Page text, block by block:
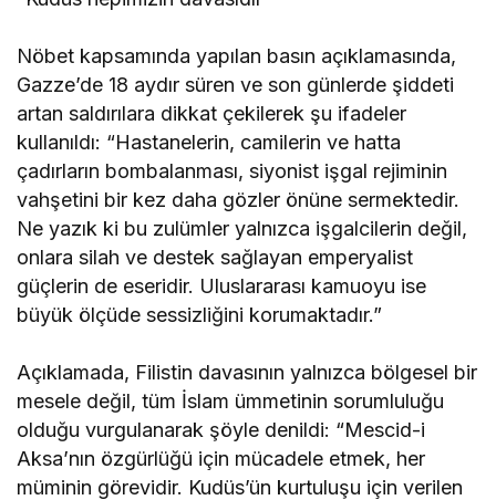
Nöbet kapsamında yapılan basın açıklamasında,
Gazze’de 18 aydır süren ve son günlerde şiddeti
artan saldırılara dikkat çekilerek şu ifadeler
kullanıldı: “Hastanelerin, camilerin ve hatta
çadırların bombalanması, siyonist işgal rejiminin
vahşetini bir kez daha gözler önüne sermektedir.
Ne yazık ki bu zulümler yalnızca işgalcilerin değil,
onlara silah ve destek sağlayan emperyalist
güçlerin de eseridir. Uluslararası kamuoyu ise
büyük ölçüde sessizliğini korumaktadır.”
Açıklamada, Filistin davasının yalnızca bölgesel bir
mesele değil, tüm İslam ümmetinin sorumluluğu
olduğu vurgulanarak şöyle denildi: “Mescid-i
Aksa’nın özgürlüğü için mücadele etmek, her
müminin görevidir. Kudüs’ün kurtuluşu için verilen